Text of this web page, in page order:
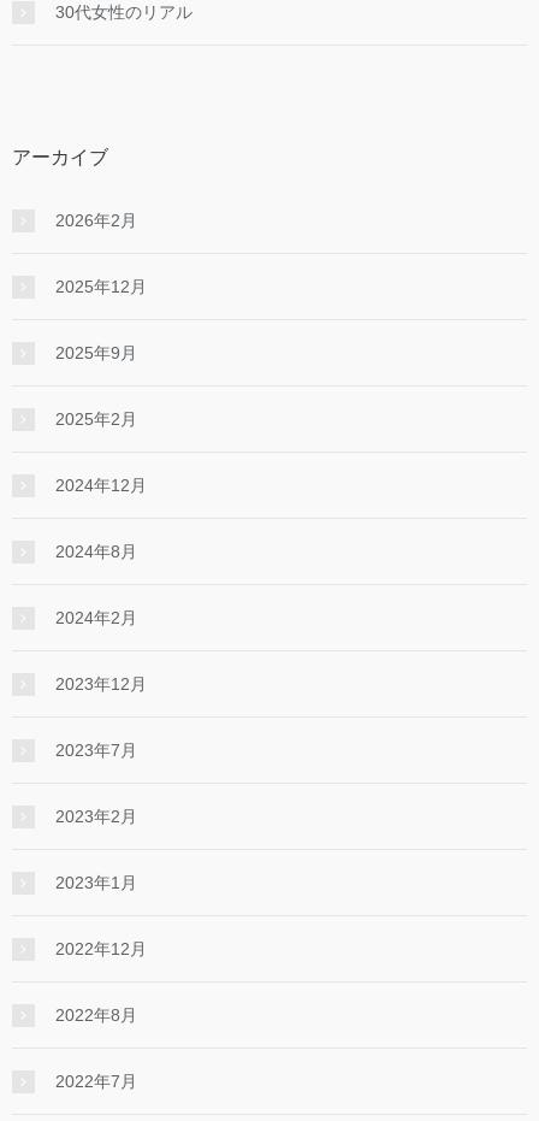
30代女性のリアル
アーカイブ
2026年2月
2025年12月
2025年9月
2025年2月
2024年12月
2024年8月
2024年2月
2023年12月
2023年7月
2023年2月
2023年1月
2022年12月
2022年8月
2022年7月